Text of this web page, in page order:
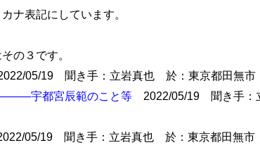
ナ表記にしています。
の３です。
05/19 聞き手：立岩真也 於：東京都田無市
宇都宮辰範のこと等2022/05/19 聞き手：
05/19 聞き手：立岩真也 於：東京都田無市